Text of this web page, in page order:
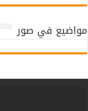
مواضيع في صور